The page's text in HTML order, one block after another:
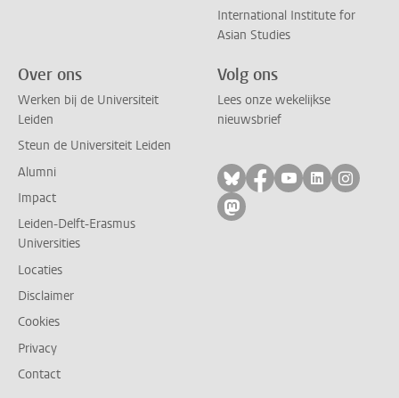
International Institute for
Asian Studies
Over ons
Werken bij de Universiteit
Leiden
Steun de Universiteit Leiden
Alumni
Impact
Leiden-Delft-Erasmus
Universities
Locaties
Disclaimer
Cookies
Privacy
Contact
Volg ons
Lees onze wekelijkse
nieuwsbrief
Volg ons op bluesky
Volg ons op
Volg ons op
Volg ons
Volg
Volg ons op mastodon